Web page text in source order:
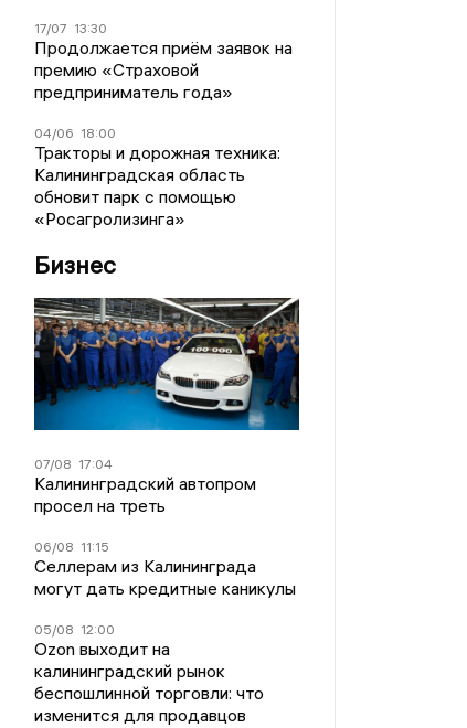
17/07 13:30
Продолжается приём заявок на
премию «Страховой
предприниматель года»
04/06 18:00
Тракторы и дорожная техника:
Калининградская область
обновит парк с помощью
«Росагролизинга»
Бизнес
07/08 17:04
Калининградский автопром
просел на треть
06/08 11:15
Селлерам из Калининграда
могут дать кредитные каникулы
05/08 12:00
Ozon выходит на
калининградский рынок
беспошлинной торговли: что
изменится для продавцов